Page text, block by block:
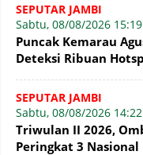
SEPUTAR JAMBI
Sabtu, 08/08/2026
Puncak Kemarau
Deteksi Ribuan
SEPUTAR JAMBI
Sabtu, 08/08/2026
Triwulan II 2026,
Peringkat 3 Nasional